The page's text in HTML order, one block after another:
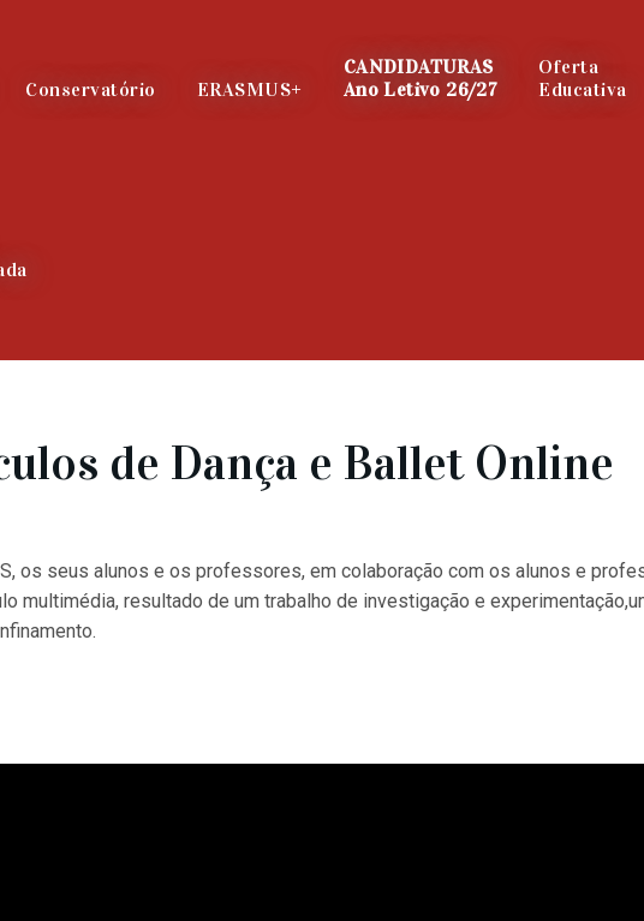
Conservatório ERASMUS+
CANDIDATURAS
Ano Letivo 26/27
Oferta
Educativa
de Dança e Ballet Online
os seus alunos e os professores, em colaboração com os alunos e
multimédia, resultado de um trabalho de investigação e